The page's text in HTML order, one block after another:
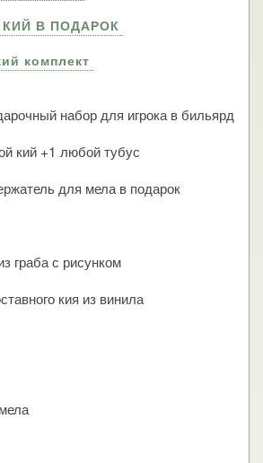
В ПОДАРОК
комплект
набор для игрока в бильярд
кий +1 любой тубус
для мела в подарок
граба с рисунком
кия из винила